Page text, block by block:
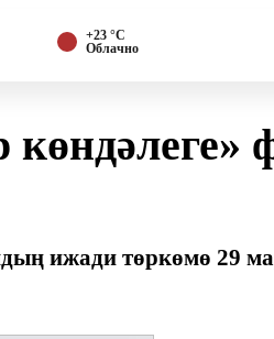
+23 °С
Облачно
ижади төркөмө 29